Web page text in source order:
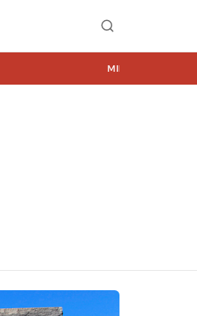
MIRË SE VINI NË NGJYRA.COM